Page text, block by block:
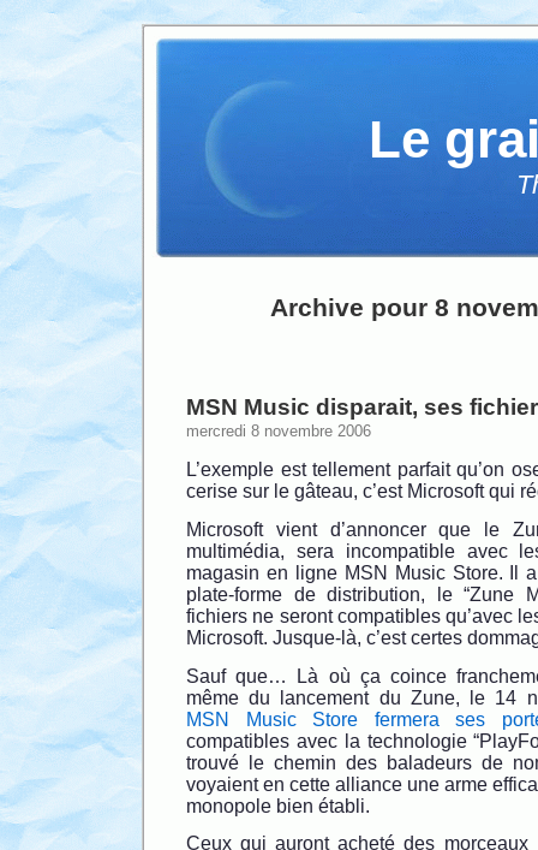
Le
Archive pour 8
MSN Music disparait, ses
mercredi 8 novembre 2006
L’exemple est tellement parfait qu’on
cerise sur le gâteau, c’est Microsoft qui
Microsoft vient d’annoncer que le
multimédia, sera incompatible avec
magasin en ligne MSN Music Store. Il
plate-forme de distribution, le “Zune
fichiers ne seront compatibles qu’avec
Microsoft. Jusque-là, c’est certes
Sauf que… Là où ça coince
même du lancement du Zune, le 14
MSN Music Store fermera ses
compatibles avec la technologie
trouvé le chemin des baladeurs de
voyaient en cette alliance une arme
monopole bien établi.
Ceux qui auront acheté des morceaux